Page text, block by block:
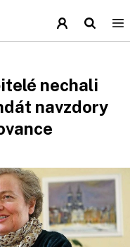
nechali
navzdory